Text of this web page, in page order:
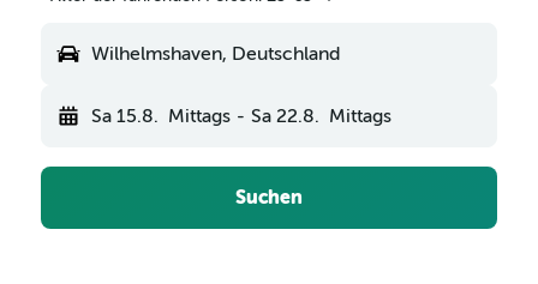
Wilhelmshaven, Deutschland
Sa 15.8. Mittags - Sa 22.8. Mittags
Suchen